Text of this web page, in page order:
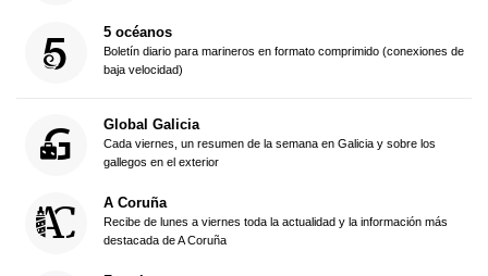
5 océanos
Boletín diario para marineros en formato comprimido (conexiones de
baja velocidad)
Global Galicia
Cada viernes, un resumen de la semana en Galicia y sobre los
gallegos en el exterior
A Coruña
Recibe de lunes a viernes toda la actualidad y la información más
destacada de A Coruña